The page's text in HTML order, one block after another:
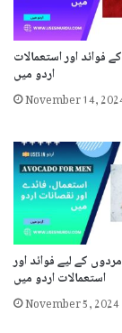
فوائد اور استعمالات
اردو میں
November 14,
کے لیے فوائد اور
استعمالات اردو میں
November 5, 2024